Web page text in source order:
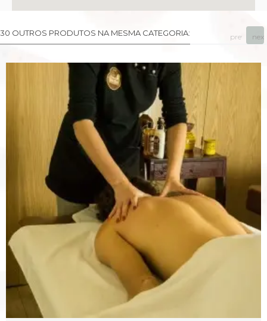
30 OUTROS PRODUTOS NA MESMA CATEGORIA: prev next